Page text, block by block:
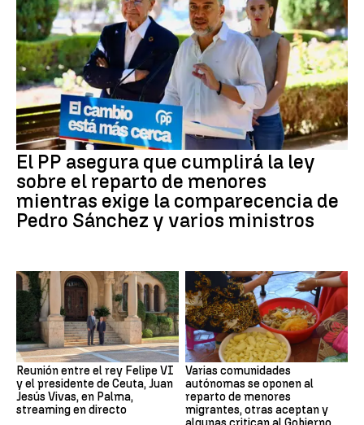
El PP asegura que cumplirá la ley
sobre el reparto de menores
mientras exige la comparecencia de
Pedro Sánchez y varios ministros
Reunión entre el rey Felipe VI
y el presidente de Ceuta, Juan
Jesús Vivas, en Palma,
streaming en directo
Varias comunidades
autónomas se oponen al
reparto de menores
migrantes, otras aceptan y